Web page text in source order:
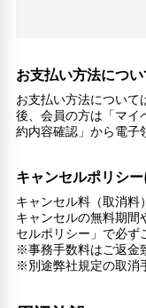
お支払い方法につい
お支払い方法について
後、会員の方は「マイ
約内容確認」から電子
キャンセルポリシ
キャンセル料（取消料
キャンセルの無料期間
セルポリシー」で必ず
※事務手数料はご返金
※別途弊社規定の取消